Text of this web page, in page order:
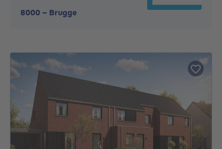
8000 - Brugge